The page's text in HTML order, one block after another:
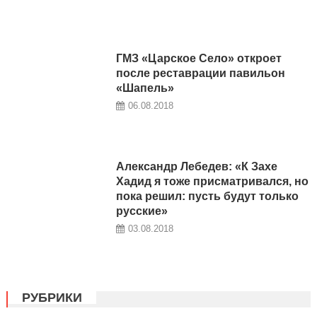
ГМЗ «Царское Село» откроет
после реставрации павильон
«Шапель»
06.08.2018
Александр Лебедев: «К Захе
Хадид я тоже присматривался, но
пока решил: пусть будут только
русские»
03.08.2018
РУБРИКИ